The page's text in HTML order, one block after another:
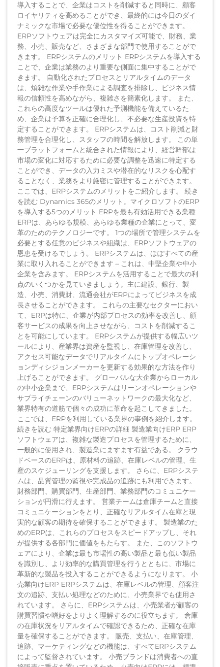
導入することで、企業はコストを削減すると同時に、顧客
ロイヤリティを高めることができ、最終的には今日のダイ
ナミックな市場で必要な優位性を得ることができます。
ERPソフトウェアは完全にカスタマイズ可能で、財務、業
務、小売、販売など、さまざまな部門で使用することがで
きます。 ERPシステムのメリット ERPシステムを導入する
ことで、企業は業務のより重要な側面に集中することがで
きます。 自動化されたプロセスとリアルタイムのデータ
は、煩雑な作業や手作業による調査を排除し、ビジネス情
報の信頼性を高めながら、複雑さを簡素化します。 また、
これらの高度なツールは優れた予測機能を備えているた
め、企業は予算を正確に合理化し、不必要な生産投資を特
定することができます。 ERPシステムは、コスト削減と財
務管理を合理化し、スタッフの時間を解放します。 この単
一プラットフォームと統合された情報により、経営幹部は
市場の変化に対応するために必要な調整を迅速に特定する
ことができ、データの入力ミスや潜在的なリスクを心配す
ることなく、業務をより厳密に管理することができます。
ここでは、ERPシステムのメリットをご紹介します。 続き
を読む Dynamics 365のメリット。マイクロソフトのERP
を導入する5つのメリット ERPを最も有効活用できる業種
ERPは、あらゆる規模、あらゆる業種の企業にとって、変
革のためのテクノロジーです。 1つの場所で管理システムを
必要とする任意のビジネスや組織は、ERPソフトウェアの
恩恵を受けるでしょう。 ERPシステムは、ほぼすべての産
業に取り入れることができます – これは、中堅企業や中小
企業を含みます。 ERPシステムを活用することで最大の利
点のいくつかを見ていきましょう。主に建設、銀行、製
造、小売、消費財、流通会社がERPによってビジネスを成
長させることができます。 これらの主要なセクターにおい
て、ERPは特に、企業が内部プロセスの効率を改善し、顧
客サービスの成果を向上させながら、コストを削減するこ
とを可能にしています。 ERPシステムが提供する幅広いツ
ールにより、産業界は資産を監視し、在庫管理を改善し、
アクセス可能なデータでリアルタイムにトップオペレーシ
ョンディシジョンメーカーを更新する効果的な方法を作り
上げることができます。 グローバルな大企業からローカル
の中小企業まで、ERPシステムはリーンオペレーションや
サプライチェーンのバリューネットワークの最大化など、
業界特有の道筋で個々の成功に革命を起こしてきました。
ここでは、ERPを利用している業界の事例を紹介します。
続きを読む 特定業界向けERPの詳細 製造業向けERP ERP
ソフトウェアは、複雑な製造プロセスを管理するために、
一般的に使用され、製造業にますます有益である。 クラウ
ドベースのERPは、原材料の追跡、在庫レベルの管理、生
産のスケジューリングを支援します。 さらに、ERPシステ
ムは、品質管理の監視や完成品の追跡にも利用できます。
財務部門、購買部門、生産部門、業務部門のコミュニケー
ションが円滑に行えます。 営業チームは倉庫チームと直接
コミュニケーションをとり、正確なリアルタイム在庫と現
実的な顧客の期待を確保することができます。 製造業のた
めのERPは、これらのプロセスをスピードアップし、それ
が提供する各部門に価値をもたらす。 また、このソフトウ
ェアにより、企業は最も市場性の高い製品と最も低い製品
を識別し、より効率的な購買管理を行うとともに、市場に
革新的な製品を投入することができるようになります。 小
売業向けERP ERPシステムは、在庫レベルの管理、顧客注
文の追跡、支払い処理などのために、小売業界でも使用さ
れています。 さらに、ERPシステムは、小売業者が顧客の
購買習慣や嗜好をよりよく理解するのに役立ちます。 倉庫
の在庫状況をリアルタイムで確認できるため、正確な在庫
量を確保することができます。 販売、支払い、在庫管理、
追跡、マーケティングなどの機能は、すべてERPシステム
によって監督されています。 小売ブランドは消費者への直